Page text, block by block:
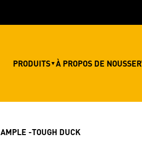
PRODUITS▼À PROPOS DE NOUS
-TOUGH DUCK